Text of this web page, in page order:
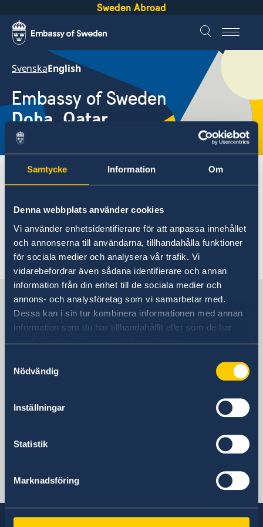
Samtycke Information Om
Denna webbplats använder cookies
Vi använder enhetsidentifierare för att anpassa innehållet
och annonserna till användarna, tillhandahålla funktioner
för sociala medier och analysera vår trafik. Vi
vidarebefordrar även sådana identifierare och annan
information från din enhet till de sociala medier och
annons- och analysföretag som vi samarbetar med.
Dessa kan i sin tur kombinera informationen med annan
information som du har tillhandahållit eller som de har
samlat in när du har använt deras tjänster.
Nödvändig
Inställningar
Statistik
Marknadsföring
Sweden Abroad
SvenskaEnglish
Embassy of Sweden
Doha, Qatar
Local time
Embassies Qatar, Doha Current
Qatar, Doha
Contact
About us
Embassy Staff
Vacancies
Current
News
Trade and Investments
Current
Sweden in Qatar
Palm Tower B, Suite 1302, West Bay, Doha.
P.O.Box 22649, West Bay, Doha.
Fax
Email